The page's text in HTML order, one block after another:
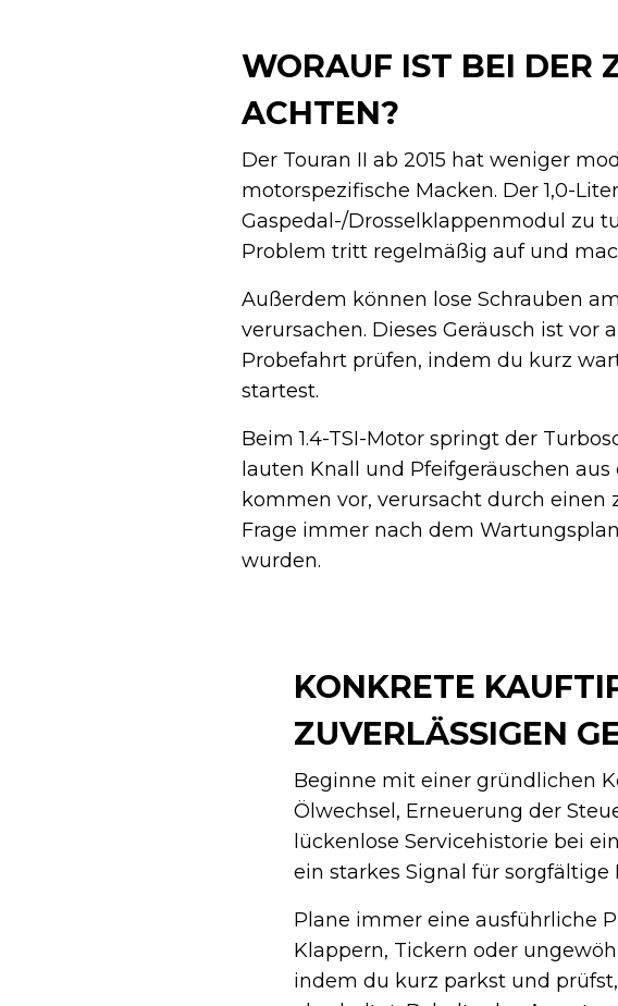
WORAUF IST BEI DER
ACHTEN?
Der Touran II ab 2015 hat weniger
motorspezifische Macken. Der 1,0-
Gaspedal-/Drosselklappenmodul zu
Problem tritt regelmäßig auf und
Außerdem können lose Schrauben
verursachen. Dieses Geräusch ist
Probefahrt prüfen, indem du kurz
startest.
Beim 1.4-TSI-Motor springt der
lauten Knall und Pfeifgeräuschen
kommen vor, verursacht durch
Frage immer nach dem
wurden.
KONKRETE
ZUVERLÄSSIGEN
Beginne mit einer gründlichen
Ölwechsel, Erneuerung der
lückenlose Servicehistorie bei
ein starkes Signal für sorgfältige
Plane immer eine ausführliche
Klappern, Tickern oder
indem du kurz parkst und